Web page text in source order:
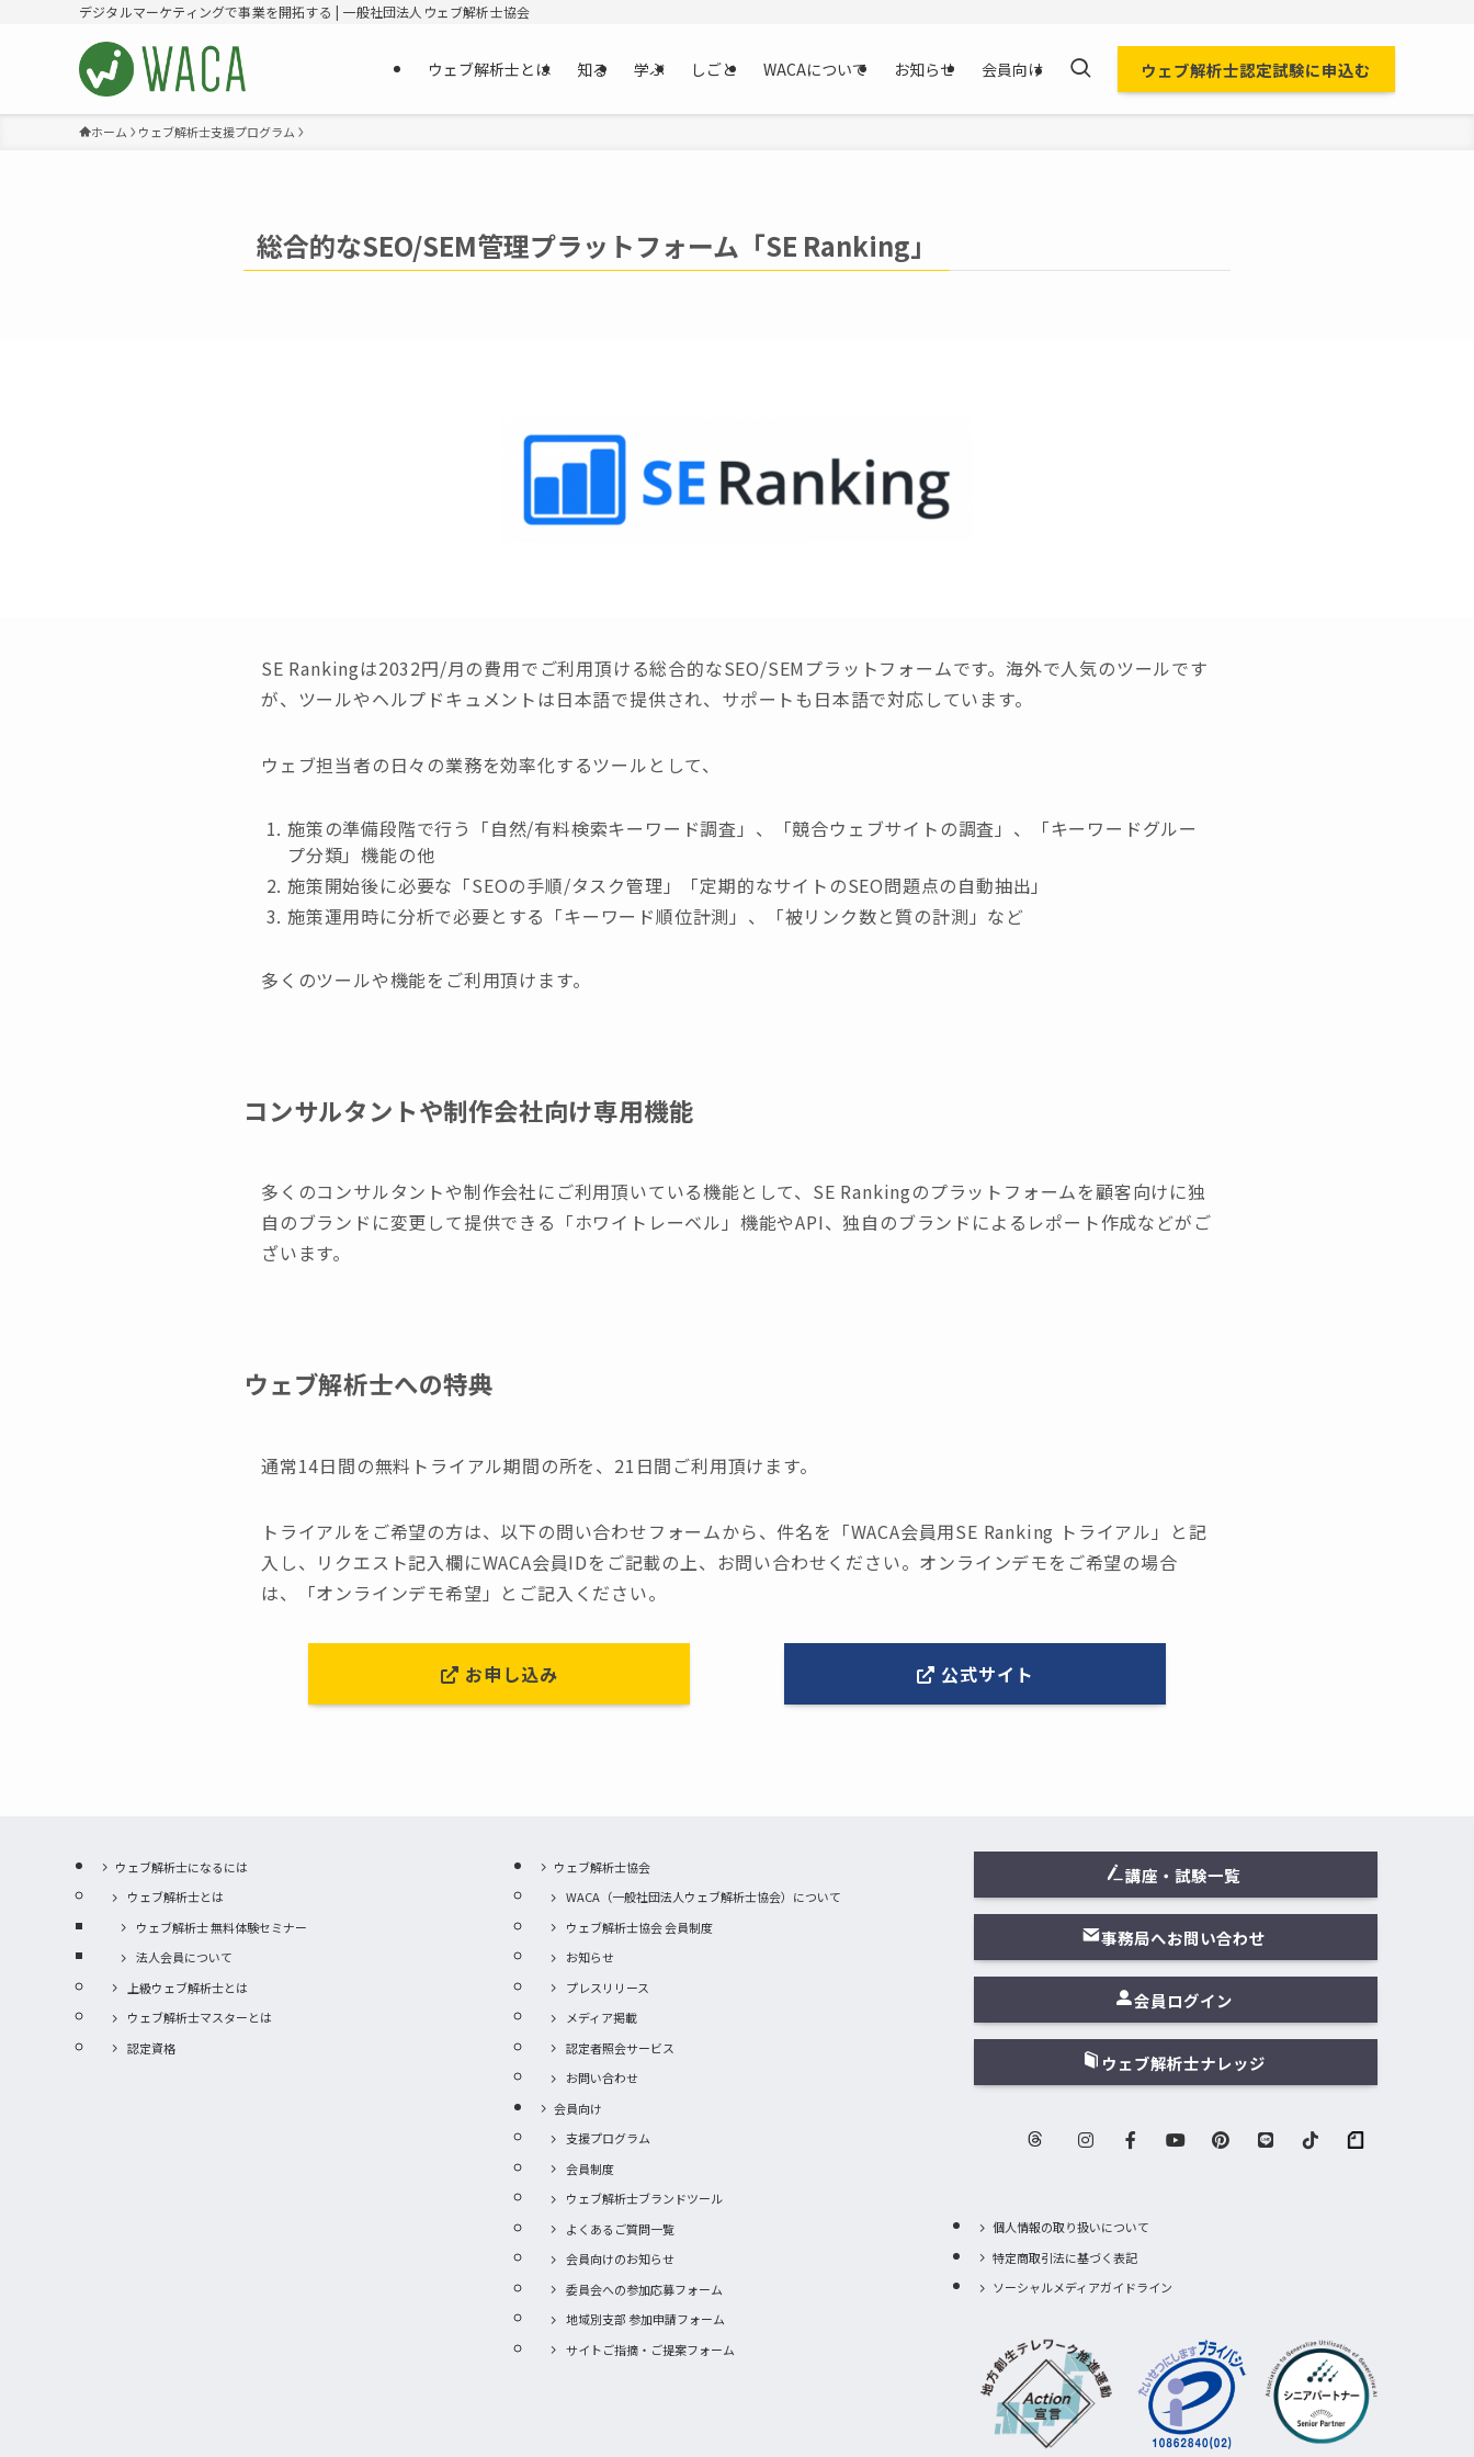
デジタルマーケティングで事業を開拓する | 一般社団法人ウェブ解析士協会
ウェブ解析士とは 知る 学ぶ しごと WACAについて お知らせ 会員向け ウェブ解析士認定試験に申込む
ホーム ウェブ解析士支援プログラム
総合的なSEO/SEM管理プラットフォーム「SE Ranking」
SE Rankingは2032円/月の費用でご利用頂ける総合的なSEO/SEMプラットフォームです。海外で人気のツールです
が、ツールやヘルプドキュメントは日本語で提供され、サポートも日本語で対応しています。
ウェブ担当者の日々の業務を効率化するツールとして、
施策の準備段階で行う「自然/有料検索キーワード調査」、「競合ウェブサイトの調査」、「キーワードグルー
プ分類」機能の他
施策開始後に必要な「SEOの手順/タスク管理」「定期的なサイトのSEO問題点の自動抽出」
施策運用時に分析で必要とする「キーワード順位計測」、「被リンク数と質の計測」など
多くのツールや機能をご利用頂けます。
コンサルタントや制作会社向け専用機能
多くのコンサルタントや制作会社にご利用頂いている機能として、SE Rankingのプラットフォームを顧客向けに独
自のブランドに変更して提供できる「ホワイトレーベル」機能やAPI、独自のブランドによるレポート作成などがご
ざいます。
ウェブ解析士への特典
通常14日間の無料トライアル期間の所を、21日間ご利用頂けます。
トライアルをご希望の方は、以下の問い合わせフォームから、件名を「WACA会員用SE Ranking トライアル」と記
入し、リクエスト記入欄にWACA会員IDをご記載の上、お問い合わせください。オンラインデモをご希望の場合
は、「オンラインデモ希望」とご記入ください。
お申し込み 公式サイト
ウェブ解析士になるには
ウェブ解析士とは
ウェブ解析士 無料体験セミナー
法人会員について
上級ウェブ解析士とは
ウェブ解析士マスターとは
認定資格
ウェブ解析士協会
WACA（一般社団法人ウェブ解析士協会）について
ウェブ解析士協会 会員制度
お知らせ
プレスリリース
メディア掲載
認定者照会サービス
お問い合わせ
会員向け
支援プログラム
会員制度
ウェブ解析士ブランドツール
よくあるご質問一覧
会員向けのお知らせ
委員会への参加応募フォーム
地域別支部 参加申請フォーム
サイトご指摘・ご提案フォーム
講座・試験一覧
事務局へお問い合わせ
会員ログイン
ウェブ解析士ナレッジ
個人情報の取り扱いについて
特定商取引法に基づく表記
ソーシャルメディアガイドライン